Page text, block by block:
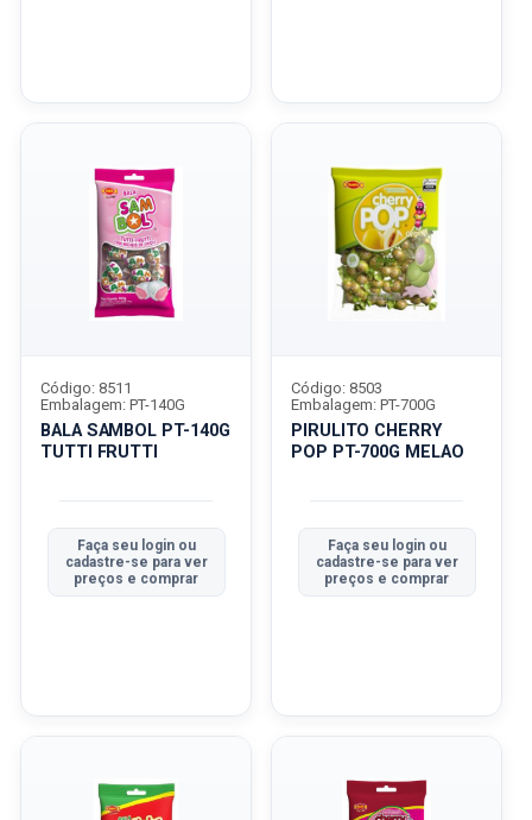
BALA SAMBOL PT-140G
TUTTI FRUTTI
Código: 8511
Embalagem: PT-140G
Faça seu login ou
cadastre-se para ver
preços e comprar
PIRULITO CHERRY
POP PT-700G MELAO
Código: 8503
Embalagem: PT-700G
Faça seu login ou
cadastre-se para ver
preços e comprar